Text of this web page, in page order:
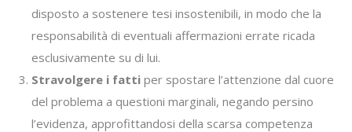
disposto a sostenere tesi insostenibili, in modo che la
responsabilità di eventuali affermazioni errate ricada
esclusivamente su di lui.
Stravolgere i fatti per spostare l’attenzione dal cuore
del problema a questioni marginali, negando persino
l’evidenza, approfittandosi della scarsa competenza